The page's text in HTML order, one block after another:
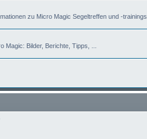
zu Micro Magic Segeltreffen und -trainings
Magic: Bilder, Berichte, Tipps, ...